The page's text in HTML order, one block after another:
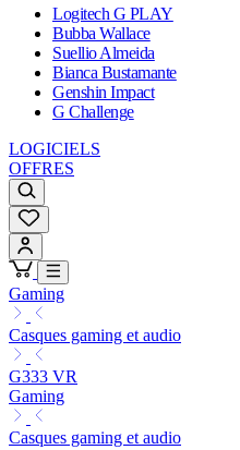
Logitech G PLAY
Bubba Wallace
Suellio Almeida
Bianca Bustamante
Genshin Impact
G Challenge
LOGICIELS
OFFRES
Gaming
Casques gaming et audio
G333 VR
Gaming
Casques gaming et audio